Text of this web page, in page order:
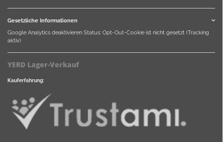
Gesetzliche Informationen
Google Analytics deaktivieren Status: Opt-Out-Cookie ist nicht gesetzt (Tracking
aktiv)
YERD Lager-Verkauf
Kauferfahrung: